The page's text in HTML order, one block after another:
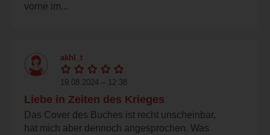
vorne im...
akhl_t
19.08.2024 – 12:38
Liebe in Zeiten des Krieges
Das Cover des Buches ist recht unscheinbar,
hat mich aber dennoch angesprochen. Was